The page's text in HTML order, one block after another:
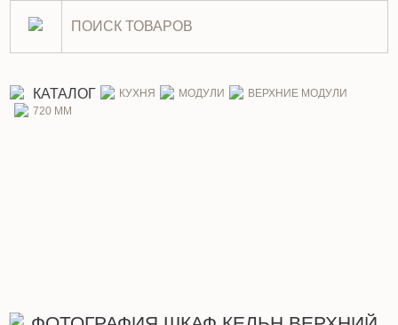
Шкаф Кельн верхний со
КАТАЛОГ КУХНЯ МОДУЛИ
ВЕРХНИЕ МОДУЛИ
720 ММ